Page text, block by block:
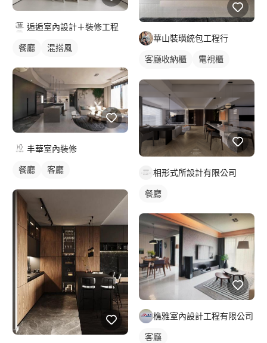
逅逅室內設計＋裝修工程
餐廳 混搭風
丰華室內裝修
餐廳 客廳
華山裝璜統包工程行
客廳收納櫃
電視櫃
相形式所設計有限公司
餐廳
樵雅室內設計工程有限公司
客廳